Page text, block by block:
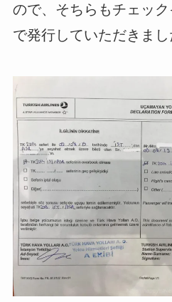
ので、そちらもチェッ
で発行していただきまし